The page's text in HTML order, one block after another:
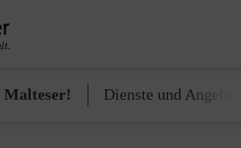
Malteser! Dienste und